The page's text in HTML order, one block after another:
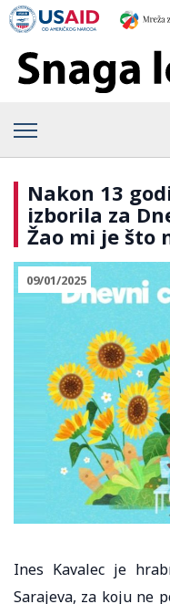
Nakon 13
izborila za
Žao mi je što
09/01/2025
Ines Kavalec je
Sarajeva, za koju ne